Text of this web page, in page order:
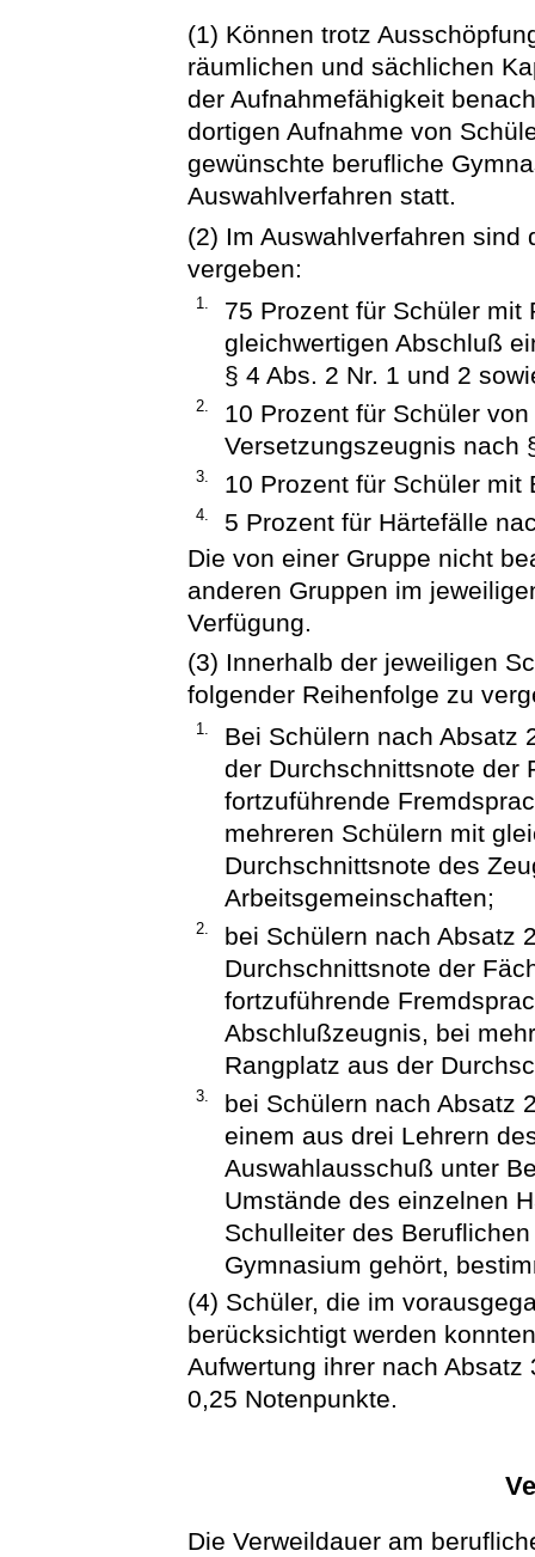
(1) Können trotz
räumlichen und sächlichen
der Aufnahmefähigkeit
dortigen Aufnahme von
gewünschte berufliche
Auswahlverfahren statt.
(2) Im Auswahlverfahren
vergeben:
1.
75 Prozent für Schüler
gleichwertigen Abschluß
§ 4 Abs. 2 Nr. 1 und 2
2.
10 Prozent für Schüler
Versetzungszeugnis nach
3. 10 Prozent für Schüler mit
4.
5 Prozent für Härtefälle
Die von einer Gruppe nicht
anderen Gruppen im
Verfügung.
(3) Innerhalb der jeweiligen
folgender Reihenfolge zu
1.
Bei Schülern nach Absatz
der Durchschnittsnote der
fortzuführende
mehreren Schülern mit
Durchschnittsnote des
Arbeitsgemeinschaften;
2.
bei Schülern nach Absatz
Durchschnittsnote der
fortzuführende
Abschlußzeugnis, bei
Rangplatz aus der
3.
bei Schülern nach Absatz
einem aus drei Lehrern
Auswahlausschuß unter
Umstände des einzelnen
Schulleiter des
Gymnasium gehört,
(4) Schüler, die im
berücksichtigt werden
Aufwertung ihrer nach
0,25 Notenpunkte.
Die Verweildauer am